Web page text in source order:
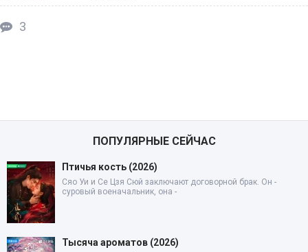
3
ПОПУЛЯРНЫЕ СЕЙЧАС
Птичья кость (2026)
Сяо Уи и Се Цзя Сюй заключают договорной брак. Он -
суровый военачальник, она -
Тысяча ароматов (2026)